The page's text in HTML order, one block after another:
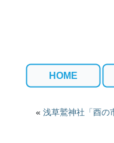
HOME
« 浅草鷲神社「酉の